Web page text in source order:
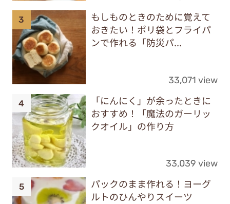
もしものときのために覚えて
おきたい！ポリ袋とフライパ
ンで作れる「防災パ...
33,071 view
「にんにく」が余ったときに
おすすめ！「魔法のガーリッ
クオイル」の作り方
33,039 view
パックのまま作れる！ヨーグ
ルトのひんやりスイーツ